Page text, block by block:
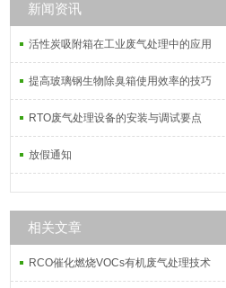
新闻资讯
活性炭吸附箱在工业废气处理中的应用
提高玻璃钢生物除臭箱使用效率的技巧
RTO废气处理设备的安装与调试要点
放假通知
相关文章
RCO催化燃烧VOCs有机废气处理技术